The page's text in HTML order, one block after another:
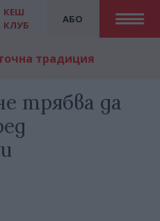
АБО
КЕШ
КЛУБ
традиция
трябва да